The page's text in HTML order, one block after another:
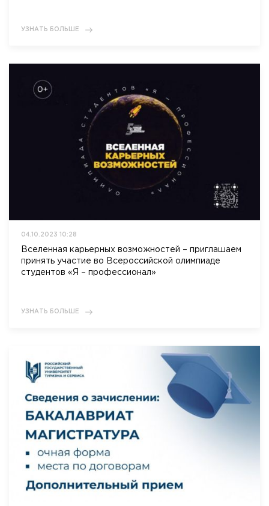
УЗНАТЬ БОЛЬШЕ
04.10.2023 10:28
Вселенная карьерных возможностей – приглашаем
принять участие во Всероссийской олимпиаде
студентов «Я – профессионал»
УЗНАТЬ БОЛЬШЕ